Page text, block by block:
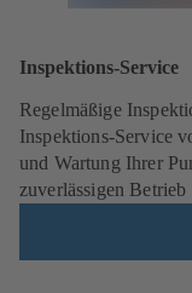
Inspektions-Service
Regelmäßige
Inspektions-Service
und Wartung Ihrer
zuverlässigen